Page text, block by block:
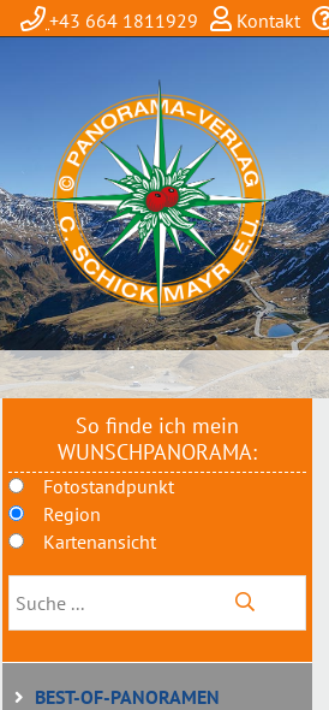
+43 664 1811929 Kontakt
So finde ich mein
WUNSCHPANORAMA:
Fotostandpunkt
Region
Kartenansicht
BEST-OF-PANORAMEN